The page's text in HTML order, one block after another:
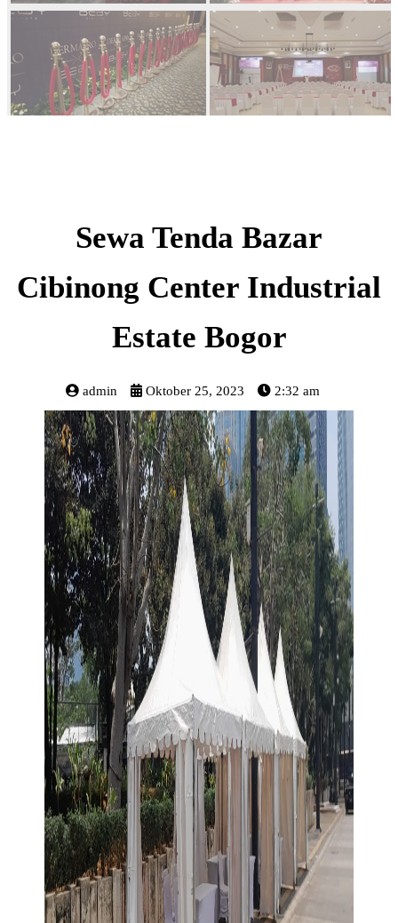
Sewa Tenda Bazar
Cibinong Center Industrial
Estate Bogor
admin Oktober 25, 2023 2:32 am